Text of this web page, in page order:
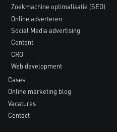
Zoekmachine optimalisatie (SEO)
Online adverteren
Social Media advertising
Content
CRO
Web development
Cases
Online marketing blog
Vacatures
Contact